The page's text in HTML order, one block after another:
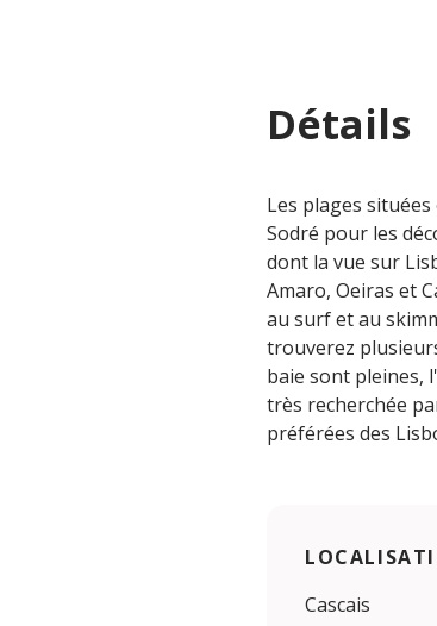
Détails
Les plages
Sodré pour les
dont la vue sur
Amaro, Oeiras et
au surf et au
trouverez
baie sont pleines,
très recherchée
préférées des
Cascais